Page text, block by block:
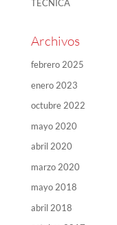
TÉCNICA
Archivos
febrero 2025
enero 2023
octubre 2022
mayo 2020
abril 2020
marzo 2020
mayo 2018
abril 2018